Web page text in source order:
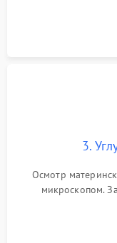
отключение
массивной
3.
Осмотр
микроскопом.
процессора и
диска и